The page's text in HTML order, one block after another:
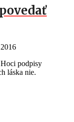
podpisy
láska nie.